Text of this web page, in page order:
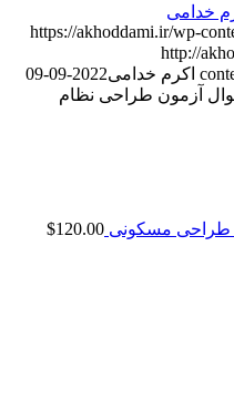
خدامی
https://akhoddami.ir/wp-
http://
اکرم خدامی
2022-09-09
آزمون طراحی نظام
طراحی مسکونی $120.00